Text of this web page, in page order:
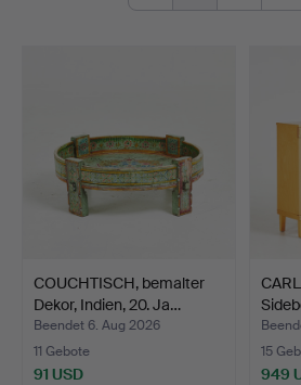
COUCHTISCH, bemalter
Dekor, Indien, 20. Ja…
Beendet 6. Aug 2026
11 Gebote
91 USD
Bi…
15
949